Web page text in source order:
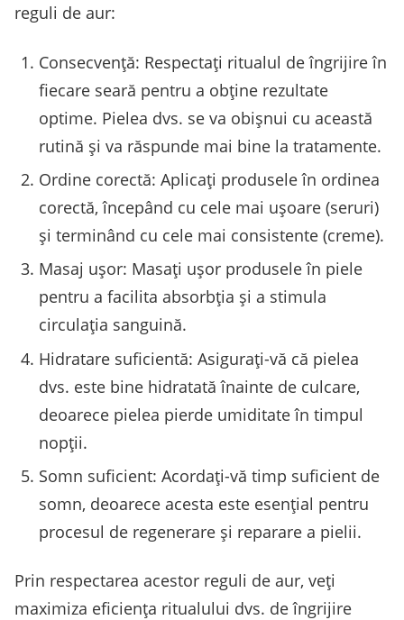
reguli de aur:
Consecvență: Respectați ritualul de îngrijire în
fiecare seară pentru a obține rezultate
optime. Pielea dvs. se va obișnui cu această
rutină și va răspunde mai bine la tratamente.
Ordine corectă: Aplicați produsele în ordinea
corectă, începând cu cele mai ușoare (seruri)
și terminând cu cele mai consistente (creme).
Masaj ușor: Masați ușor produsele în piele
pentru a facilita absorbția și a stimula
circulația sanguină.
Hidratare suficientă: Asigurați-vă că pielea
dvs. este bine hidratată înainte de culcare,
deoarece pielea pierde umiditate în timpul
nopții.
Somn suficient: Acordați-vă timp suficient de
somn, deoarece acesta este esențial pentru
procesul de regenerare și reparare a pielii.
Prin respectarea acestor reguli de aur, veți
maximiza eficiența ritualului dvs. de îngrijire